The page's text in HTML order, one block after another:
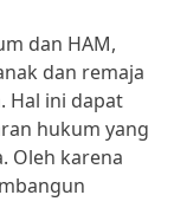
dan HAM,
dan remaja
Hal ini dapat
hukum yang
Oleh karena